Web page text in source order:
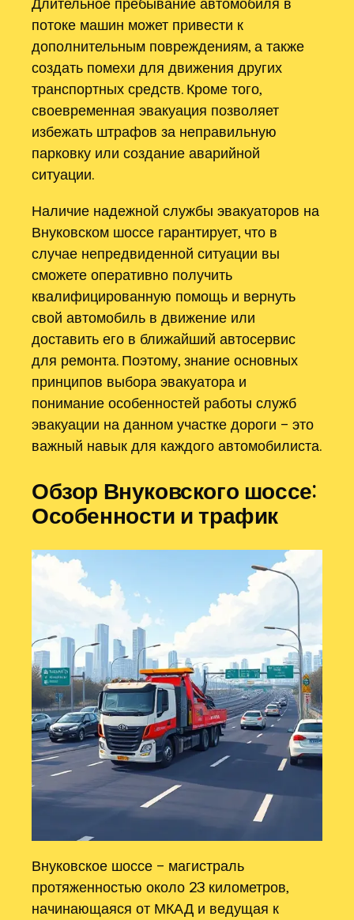
потоке машин может привести к
дополнительным повреждениям, а также
создать помехи для движения других
транспортных средств. Кроме того,
своевременная эвакуация позволяет
избежать штрафов за неправильную
парковку или создание аварийной
ситуации.
Наличие надежной службы эвакуаторов на
Внуковском шоссе гарантирует, что в
случае непредвиденной ситуации вы
сможете оперативно получить
квалифицированную помощь и вернуть
свой автомобиль в движение или
доставить его в ближайший автосервис
для ремонта. Поэтому, знание основных
принципов выбора эвакуатора и
понимание особенностей работы служб
эвакуации на данном участке дороги – это
важный навык для каждого автомобилиста.
Обзор Внуковского шоссе:
Особенности и трафик
Внуковское шоссе – магистраль
протяженностью около 23 километров,
начинающаяся от МКАД и ведущая к